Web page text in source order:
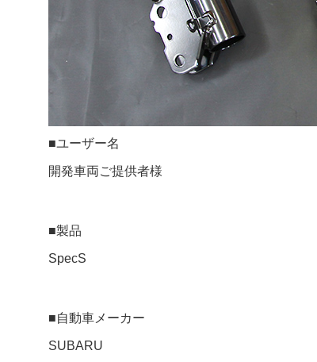
■ユーザー名
開発車両ご提供者様
■製品
SpecS
■自動車メーカー
SUBARU